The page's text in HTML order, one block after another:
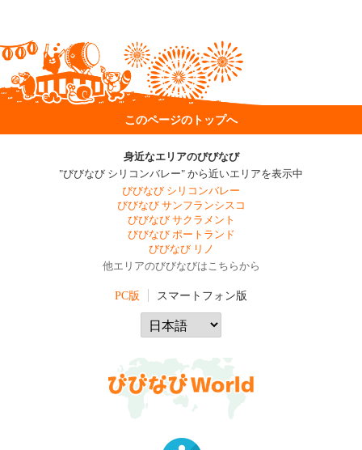
このページのトップへ
身近なエリアのびびなび
"びびなび シリコンバレー" から近いエリアを表示中
びびなび シリコンバレー
びびなび サンフランシスコ
びびなび サクラメント
びびなび ポートランド
びびなび リノ
他エリアのびびなびはこちらから
PC版 スマートフォン版